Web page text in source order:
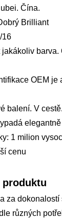
Čína.
Brilliant
16
jakákoliv
OEM je
balení. V
elegantně
1 milion
cenu
produktu
za
různých